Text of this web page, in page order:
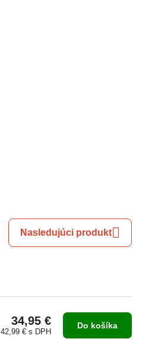
Nasledujúci produkt
34,95 €
42,99 €s DPH
Do košíka